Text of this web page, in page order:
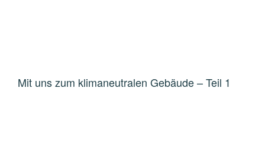
Mit uns zum klimaneutralen Gebäude – Teil 1